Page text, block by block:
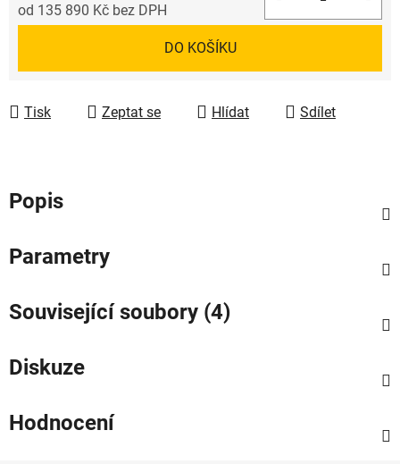
od 135 890 Kč bez DPH
DO KOŠÍKU
Tisk Zeptat se Hlídat Sdílet
Popis
Parametry
Související soubory (4)
Diskuze
Hodnocení